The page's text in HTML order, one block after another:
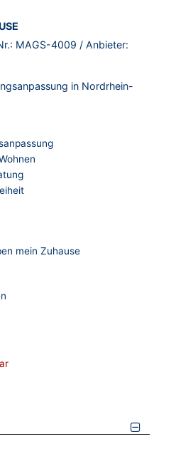
MAGS-4009 / Anbieter:
in Nordrhein-
mein Zuhause